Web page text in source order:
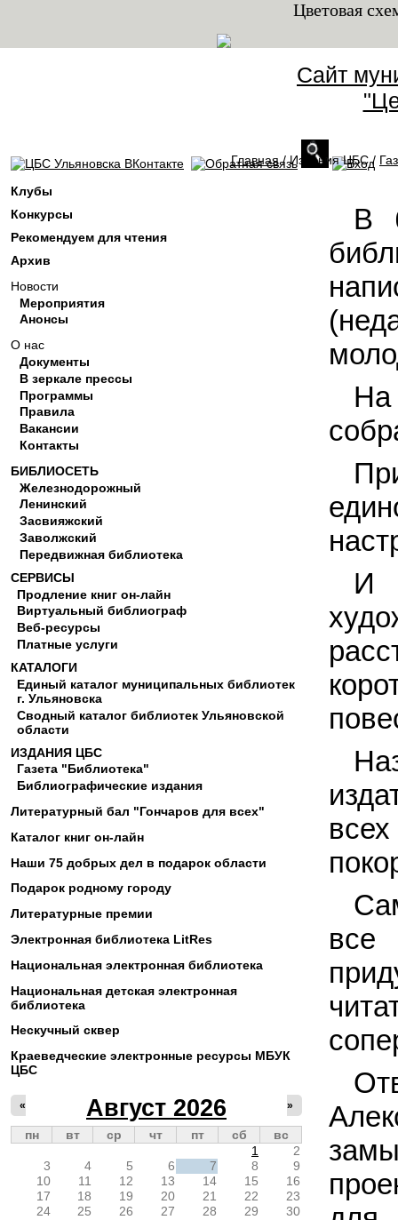
Цветовая
Сайт
Главная / Издания ЦБС /
Клубы
Конкурсы
Рекомендуем для чтения
Архив
Новости
Мероприятия
Анонсы
О нас
Документы
В зеркале прессы
Программы
Правила
Вакансии
Контакты
БИБЛИОСЕТЬ
Железнодорожный
Ленинский
Засвияжский
Заволжский
Передвижная библиотека
СЕРВИСЫ
Продление книг он-лайн
Виртуальный библиограф
Веб-ресурсы
Платные услуги
КАТАЛОГИ
Единый каталог муниципальных библиотек
г. Ульяновска
Сводный каталог библиотек Ульяновской
области
ИЗДАНИЯ ЦБС
Газета "Библиотека"
Библиографические издания
Литературный бал "Гончаров для всех"
Каталог книг он-лайн
Наши 75 добрых дел в подарок области
Подарок родному городу
Литературные премии
Электронная библиотека LitRes
Национальная электронная библиотека
Национальная детская электронная
библиотека
Нескучный сквер
Краеведческие электронные ресурсы МБУК
ЦБС
Август 2026
« »
пн вт ср чт пт сб
вс
1
2
3
4 5 6 7 8
9
10
11 12 13 14 15
16
17
18 19 20 21 22
23
24
25 26 27 28 29
30
В
И
все